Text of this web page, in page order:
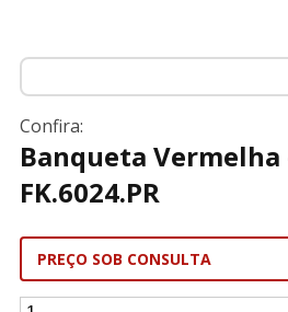
Confira:
Banqueta Vermelha
FK.6024.PR
PREÇO SOB CONSULTA